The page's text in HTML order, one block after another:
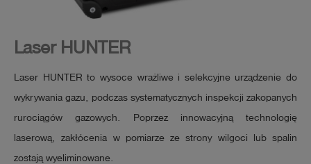
Laser HUNTER
Laser HUNTER to wysoce wrażliwe i selekcyjne urządzenie do
wykrywania gazu, podczas systematycznych inspekcji zakopanych
rurociągów gazowych. Poprzez innowacyjną technologię
laserową, zakłócenia w pomiarze ze strony wilgoci lub spalin
zostają wyeliminowane.